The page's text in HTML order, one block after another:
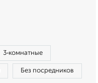
3‑комнатные
Без посредников